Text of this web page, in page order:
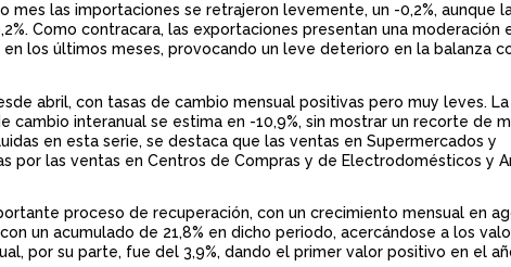
mes las importaciones se retrajeron levemente, un -0,2%, aunque
Como contracara, las exportaciones presentan una moderación
los últimos meses, provocando un leve deterioro en la balanza
abril, con tasas de cambio mensual positivas pero muy leves. La
cambio interanual se estima en -10,9%, sin mostrar un recorte de
en esta serie, se destaca que las ventas en Supermercados y
por las ventas en Centros de Compras y de Electrodomésticos y
proceso de recuperación, con un crecimiento mensual en
un acumulado de 21,8% en dicho periodo, acercándose a los
por su parte, fue del 3,9%, dando el primer valor positivo en el